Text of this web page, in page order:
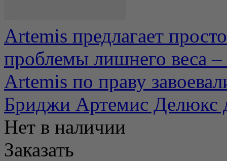
Artemis предлагает
проблемы лишнего веса
Artemis по праву
Бриджи Артемис Делюкс
Нет в наличии
Заказать